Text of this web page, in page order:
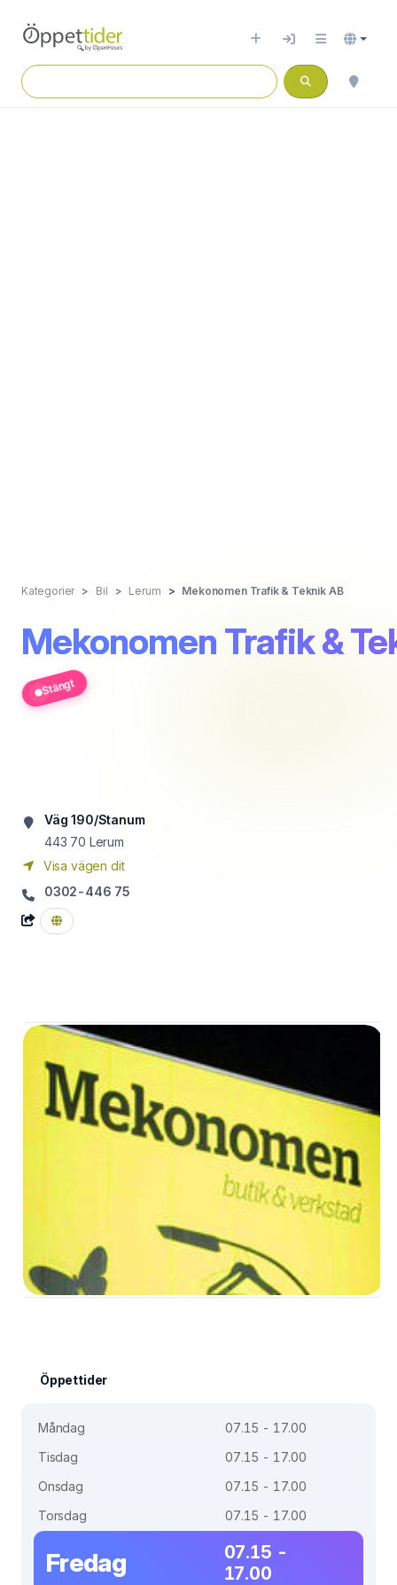
Kategorier Bil Lerum Mekonomen Trafik & Teknik AB
Mekonomen Trafik &
Stängt
Väg 190/Stanum
443 70 Lerum
Visa vägen dit
0302-446 75
Öppettider
Måndag
07.15 - 17.00
Tisdag
07.15 - 17.00
Onsdag
07.15 - 17.00
Torsdag
07.15 - 17.00
Fredag
07.15 -
17.00